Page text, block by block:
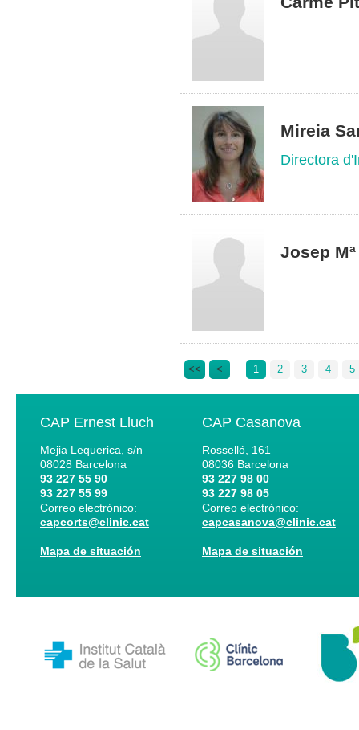
Mireia
Directora
Josep
<< < 1 2 3 4 5
CAP Ernest Lluch
Mejia Lequerica, s/n
08028 Barcelona
93 227 55 90
93 227 55 99
Correo electrónico:
capcorts@clinic.cat
Mapa de situación
CAP Casanova
Rosselló, 161
08036 Barcelona
93 227 98 00
93 227 98 05
Correo electrónico:
capcasanova@clinic.cat
Mapa de situación